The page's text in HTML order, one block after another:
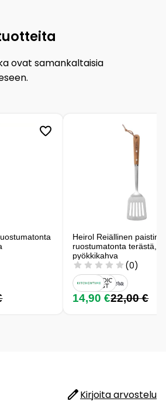
ovat samankaltaisia
Heirol Reiällinen
ruostumatonta terästä,
pyökkikahva
(0)
14,90 €22,00 €
Kirjoita arvostelu